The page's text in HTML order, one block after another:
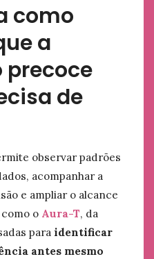
como
a
precoce
de
observar padrões
acompanhar a
e ampliar o alcance
o Aura-T, da
para identificar
antes mesmo